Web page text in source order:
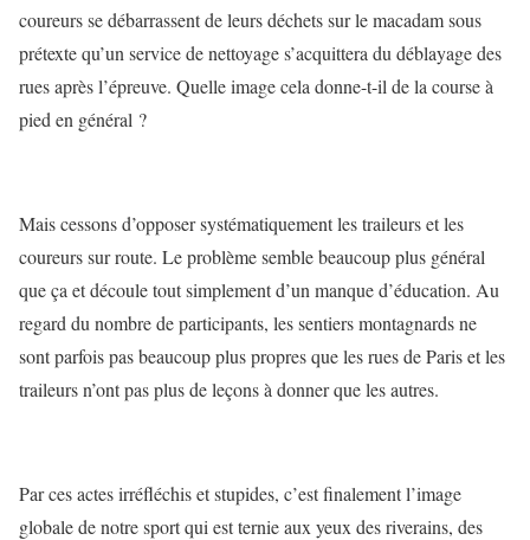
coureurs se débarrassent de leurs déchets sur le macadam sous
prétexte qu’un service de nettoyage s’acquittera du déblayage des
rues après l’épreuve. Quelle image cela donne-t-il de la course à
pied en général ?
Mais cessons d’opposer systématiquement les traileurs et les
coureurs sur route. Le problème semble beaucoup plus général
que ça et découle tout simplement d’un manque d’éducation. Au
regard du nombre de participants, les sentiers montagnards ne
sont parfois pas beaucoup plus propres que les rues de Paris et les
traileurs n’ont pas plus de leçons à donner que les autres.
Par ces actes irréfléchis et stupides, c’est finalement l’image
globale de notre sport qui est ternie aux yeux des riverains, des